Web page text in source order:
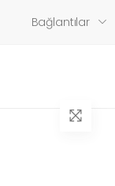
Bağlantılar